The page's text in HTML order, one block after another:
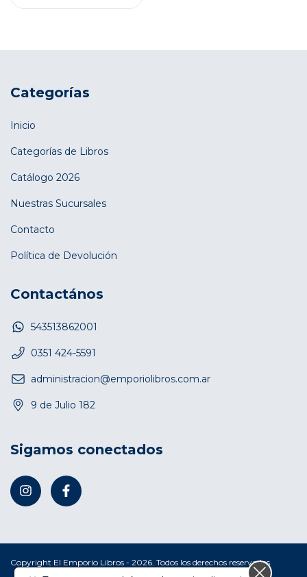
Categorías
Inicio
Categorías de Libros
Catálogo 2026
Nuestras Sucursales
Contacto
Política de Devolución
Contactános
543513862001
0351 424-5591
administracion@emporiolibros.com.ar
9 de Julio 182
Sigamos conectados
Copyright El Emporio Libros - 2026. Todos los derechos reservados.